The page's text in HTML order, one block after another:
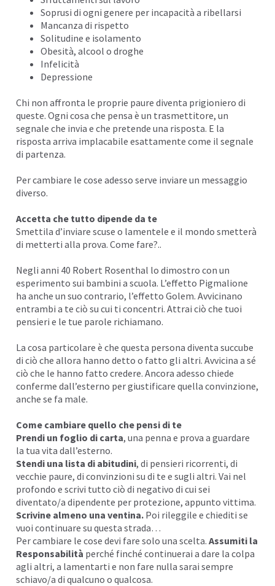
Soprusi di ogni genere per incapacità a ribellarsi
Mancanza di rispetto
Solitudine e isolamento
Obesità, alcool o droghe
Infelicità
Depressione
Chi non affronta le proprie paure diventa prigioniero di
queste. Ogni cosa che pensa è un trasmettitore, un
segnale che invia e che pretende una risposta. E la
risposta arriva implacabile esattamente come il segnale
di partenza.
Per cambiare le cose adesso serve inviare un messaggio
diverso.
Accetta che tutto dipende da te
Smettila d’inviare scuse o lamentele e il mondo smetterà
di metterti alla prova. Come fare?..
Negli anni 40 Robert Rosenthal lo dimostro con un
esperimento sui bambini a scuola. L’effetto Pigmalione
ha anche un suo contrario, l’effetto Golem. Avvicinano
entrambi a te ciò su cui ti concentri. Attrai ciò che tuoi
pensieri e le tue parole richiamano.
La cosa particolare è che questa persona diventa succube
di ciò che allora hanno detto o fatto gli altri. Avvicina a sé
ciò che le hanno fatto credere. Ancora adesso chiede
conferme dall’esterno per giustificare quella convinzione,
anche se fa male.
Come cambiare quello che pensi di te
Prendi un foglio di carta, una penna e prova a guardare
la tua vita dall’esterno.
Stendi una lista di abitudini, di pensieri ricorrenti, di
vecchie paure, di convinzioni su di te e sugli altri. Vai nel
profondo e scrivi tutto ciò di negativo di cui sei
diventato/a dipendente per protezione, appunto vittima.
Scrivine almeno una ventina. Poi rileggile e chiediti se
vuoi continuare su questa strada…
Per cambiare le cose devi fare solo una scelta. Assumiti la
Responsabilità perché finché continuerai a dare la colpa
agli altri, a lamentarti e non fare nulla sarai sempre
schiavo/a di qualcuno o qualcosa.